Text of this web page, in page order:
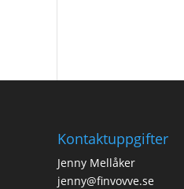
Kontaktuppgifter
Jenny Mellåker
jenny@finvovve.se